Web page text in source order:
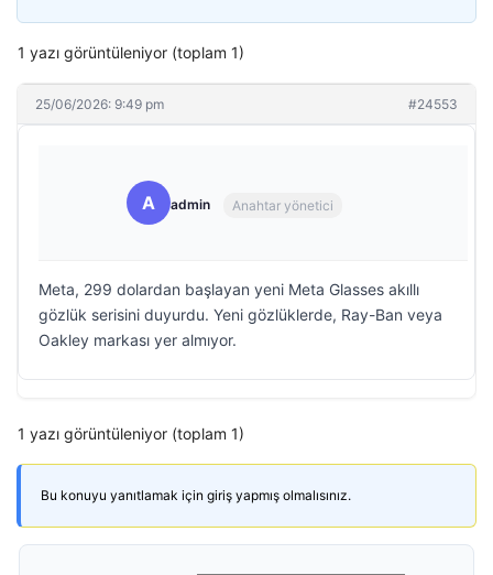
1 yazı görüntüleniyor (toplam 1)
25/06/2026: 9:49 pm #24553
A admin Anahtar yönetici
Meta, 299 dolardan başlayan yeni Meta Glasses akıllı
gözlük serisini duyurdu. Yeni gözlüklerde, Ray-Ban veya
Oakley markası yer almıyor.
1 yazı görüntüleniyor (toplam 1)
Bu konuyu yanıtlamak için giriş yapmış olmalısınız.